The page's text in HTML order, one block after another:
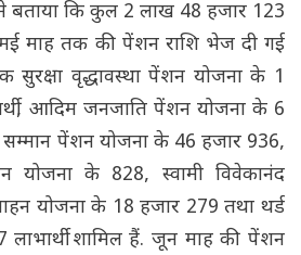
ने बताया कि कुल 2 लाख 48 हजार 123
मई माह तक की पेंशन राशि भेज दी गई
सुरक्षा वृद्धावस्था पेंशन योजना के 1
आदिम जनजाति पेंशन योजना के 6
सम्मान पेंशन योजना के 46 हजार 936,
योजना के 828, स्वामी विवेकानंद
योजना के 18 हजार 279 तथा थर्ड
शामिल हैं. जून माह की पेंशन